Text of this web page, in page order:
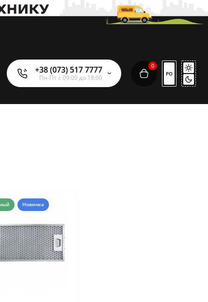
+38 (073) 517 7777
Пн-Пт с 09:00 до 18:00
0
РО
Новинка